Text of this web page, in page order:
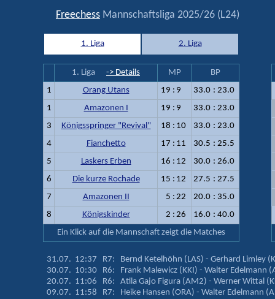
Freechess Mannschaftsliga 2025/26 (L24)
1. Liga 2. Liga
1. Liga -> Details MP
BP
1
Orang Utans 19 : 9 33.0 : 23.0
1
Amazonen I 19 : 9 33.0 : 23.0
3
Königsspringer "Revival" 18 : 10 33.0 : 23.0
4
Fianchetto 17 : 11 30.5 : 25.5
5
Laskers Erben 16 : 12 30.0 : 26.0
6
Die kurze Rochade 15 : 12 27.5 : 27.5
7
Amazonen II 5 : 22 20.0 : 35.0
8
Königskinder 2 : 26 16.0 : 40.0
Ein Klick auf die Mannschaft zeigt die Matches
31.07. 12:37 R7: Bernd Ketelhöhn (LAS) - Gerhard Limley
30.07. 10:30 R6: Frank Malewicz (KKI) - Walter Edelmann
20.07. 11:06 R6: Atila Gajo Figura (AM2) - Werner Wittal
09.07. 11:58 R7: Heike Hansen (ORA) - Walter Edelmann